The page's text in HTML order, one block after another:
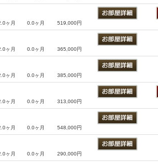
ヶ月 0.0ヶ月 519,000円
ヶ月 0.0ヶ月 365,000円
ヶ月 0.0ヶ月 385,000円
ヶ月 0.0ヶ月 313,000円
ヶ月 0.0ヶ月 548,000円
ヶ月 0.0ヶ月 290,000円